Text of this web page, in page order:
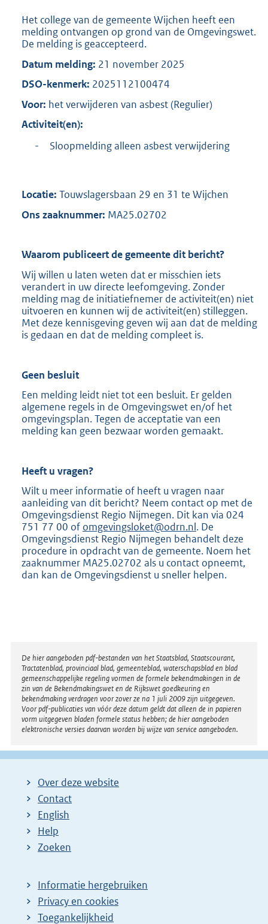
8
2
K
Het college van de gemeente Wijchen heeft een
melding ontvangen op grond van de Omgevingswet.
De melding is geaccepteerd.
Datum melding: 21 november 2025
DSO-kenmerk: 2025112100474
Voor: het verwijderen van asbest (Regulier)
Activiteit(en):
-
Sloopmelding alleen asbest verwijdering
Locatie: Touwslagersbaan 29 en 31 te Wijchen
Ons zaaknummer: MA25.02702
Waarom publiceert de gemeente dit bericht?
Wij willen u laten weten dat er misschien iets
verandert in uw directe leefomgeving. Zonder
melding mag de initiatiefnemer de activiteit(en) niet
uitvoeren en kunnen wij de activiteit(en) stilleggen.
Met deze kennisgeving geven wij aan dat de melding
is gedaan en dat de melding compleet is.
Geen besluit
Een melding leidt niet tot een besluit. Er gelden
algemene regels in de Omgevingswet en/of het
omgevingsplan. Tegen de acceptatie van een
melding kan geen bezwaar worden gemaakt.
Heeft u vragen?
Wilt u meer informatie of heeft u vragen naar
aanleiding van dit bericht? Neem contact op met de
Omgevingsdienst Regio Nijmegen. Dit kan via 024
751 77 00 of omgevingsloket@odrn.nl. De
Omgevingsdienst Regio Nijmegen behandelt deze
procedure in opdracht van de gemeente. Noem het
zaaknummer MA25.02702 als u contact opneemt,
dan kan de Omgevingsdienst u sneller helpen.
Disclaimer
De hier aangeboden pdf-bestanden van het Staatsblad, Staatscourant,
Tractatenblad, provinciaal blad, gemeenteblad, waterschapsblad en blad
gemeenschappelijke regeling vormen de formele bekendmakingen in de
zin van de Bekendmakingswet en de Rijkswet goedkeuring en
bekendmaking verdragen voor zover ze na 1 juli 2009 zijn uitgegeven.
Voor pdf-publicaties van vóór deze datum geldt dat alleen de in papieren
vorm uitgegeven bladen formele status hebben; de hier aangeboden
elektronische versies daarvan worden bij wijze van service aangeboden.
Over deze website
Contact
English
Help
Zoeken
Informatie hergebruiken
Privacy en cookies
Toegankelijkheid